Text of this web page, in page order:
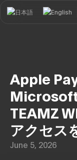
日本語 English
Apple
TEAMZ
アクセス
June 5, 2026